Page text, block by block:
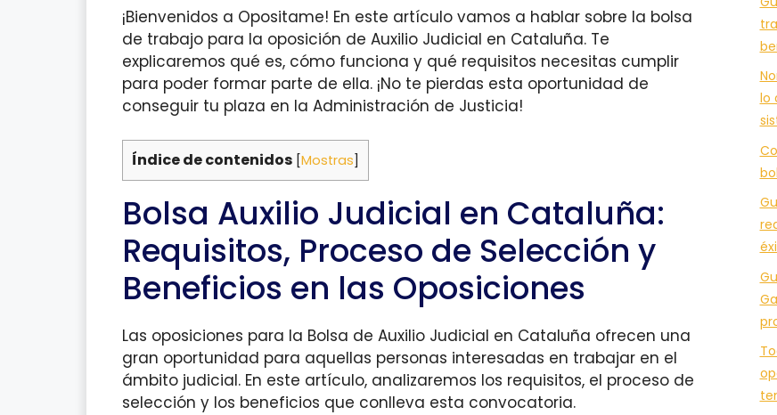
¡Bienvenidos a Opositame! En este artículo vamos a hablar sobre la bolsa
de trabajo para la oposición de Auxilio Judicial en Cataluña. Te
explicaremos qué es, cómo funciona y qué requisitos necesitas cumplir
para poder formar parte de ella. ¡No te pierdas esta oportunidad de
conseguir tu plaza en la Administración de Justicia!
Índice de contenidos [Mostras]
Bolsa Auxilio Judicial en Cataluña:
Requisitos, Proceso de Selección y
Beneficios en las Oposiciones
Las oposiciones para la Bolsa de Auxilio Judicial en Cataluña ofrecen una
gran oportunidad para aquellas personas interesadas en trabajar en el
ámbito judicial. En este artículo, analizaremos los requisitos, el proceso de
selección y los beneficios que conlleva esta convocatoria.
lo